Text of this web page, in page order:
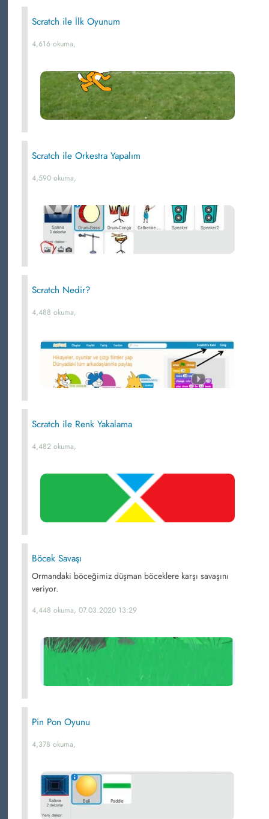
Scratch ile İlk Oyunum
4,616 okuma,
Scratch ile Orkestra Yapalım
4,590 okuma,
Scratch Nedir?
4,488 okuma,
Scratch ile Renk Yakalama
4,482 okuma,
Böcek Savaşı
Ormandaki böceğimiz düşman böceklere karşı savaşını
veriyor.
4,448 okuma, 07.03.2020 13:29
Pin Pon Oyunu
4,378 okuma,